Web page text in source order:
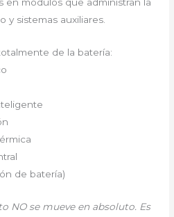
y sistemas auxiliares.
de la batería:
de batería)
NO se mueve en absoluto. Es